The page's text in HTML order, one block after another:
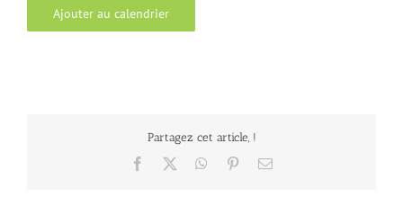
Ajouter au calendrier
Partagez cet article, !
Facebook WhatsApp
PinterestEmail